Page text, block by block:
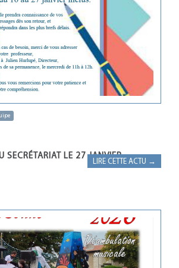
SECRÉTARIAT LE 27 JANVIER
LIRE CETTE ACTU →